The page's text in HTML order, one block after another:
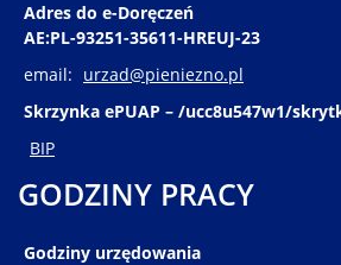
Adres do e-Doręczeń
AE:PL-93251-35611-HREUJ-23
email: urzad@pieniezno.pl
Skrzynka ePUAP – /ucc8u547w1/
BIP
GODZINY PRACY
Godziny urzędowania